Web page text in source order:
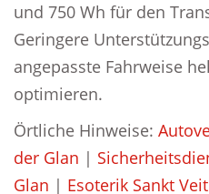
und 750 Wh für den
Geringere
angepasste Fahrweise
optimieren.
Örtliche Hinweise:
der Glan |
Glan | Esoterik Sankt